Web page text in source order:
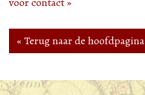
« Terug naar de hoofdpagina